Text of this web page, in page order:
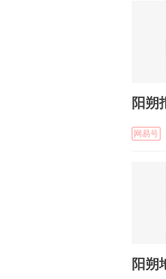
阳朔
网易号
阳朔